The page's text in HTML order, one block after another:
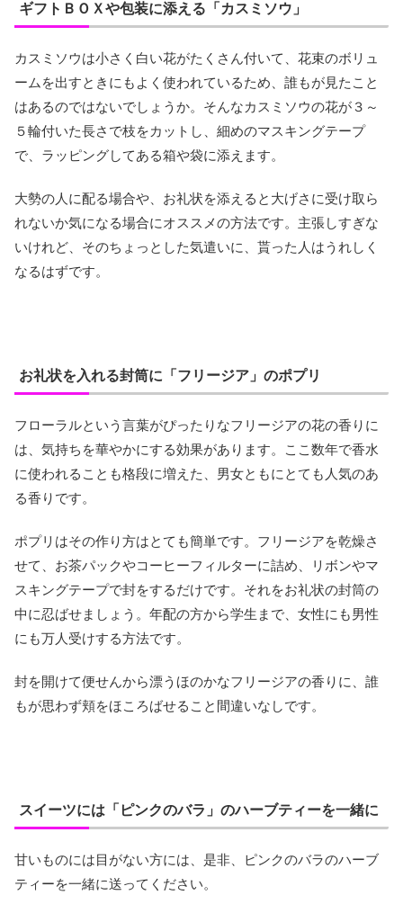
ギフトＢＯＸや包装に添える「カスミソウ」
カスミソウは小さく白い花がたくさん付いて、花束のボリュ
ームを出すときにもよく使われているため、誰もが見たこと
はあるのではないでしょうか。そんなカスミソウの花が３～
５輪付いた長さで枝をカットし、細めのマスキングテープ
で、ラッピングしてある箱や袋に添えます。
大勢の人に配る場合や、お礼状を添えると大げさに受け取ら
れないか気になる場合にオススメの方法です。主張しすぎな
いけれど、そのちょっとした気遣いに、貰った人はうれしく
なるはずです。
お礼状を入れる封筒に「フリージア」のポプリ
フローラルという言葉がぴったりなフリージアの花の香りに
は、気持ちを華やかにする効果があります。ここ数年で香水
に使われることも格段に増えた、男女ともにとても人気のあ
る香りです。
ポプリはその作り方はとても簡単です。フリージアを乾燥さ
せて、お茶パックやコーヒーフィルターに詰め、リボンやマ
スキングテープで封をするだけです。それをお礼状の封筒の
中に忍ばせましょう。年配の方から学生まで、女性にも男性
にも万人受けする方法です。
封を開けて便せんから漂うほのかなフリージアの香りに、誰
もが思わず頬をほころばせること間違いなしです。
スイーツには「ピンクのバラ」のハーブティーを一緒に
甘いものには目がない方には、是非、ピンクのバラのハーブ
ティーを一緒に送ってください。